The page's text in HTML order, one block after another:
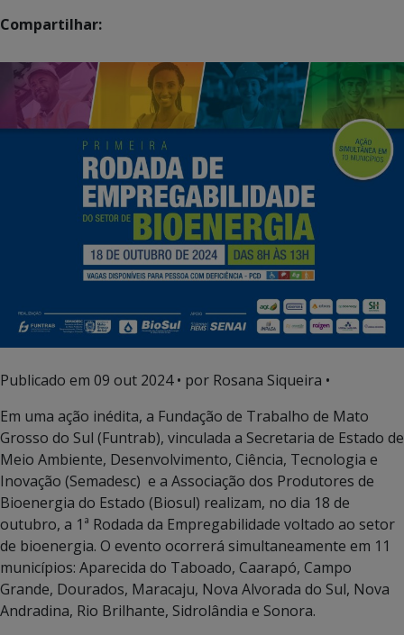
Compartilhar:
Publicado em 09 out 2024• por Rosana Siqueira •
Em uma ação inédita, a Fundação de Trabalho de Mato
Grosso do Sul (Funtrab), vinculada a Secretaria de Estado de
Meio Ambiente, Desenvolvimento, Ciência, Tecnologia e
Inovação (Semadesc) e a Associação dos Produtores de
Bioenergia do Estado (Biosul) realizam, no dia 18 de
outubro, a 1ª Rodada da Empregabilidade voltado ao setor
de bioenergia. O evento ocorrerá simultaneamente em 11
municípios: Aparecida do Taboado, Caarapó, Campo
Grande, Dourados, Maracaju, Nova Alvorada do Sul, Nova
Andradina, Rio Brilhante, Sidrolândia e Sonora.